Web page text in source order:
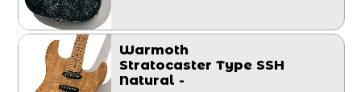
Warmoth
Stratocaster Type SSH
Natural -